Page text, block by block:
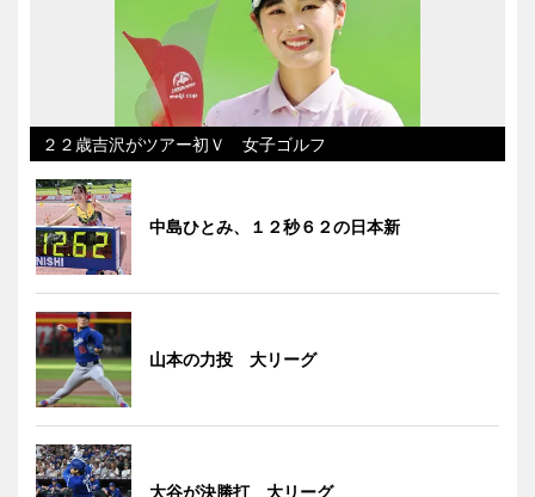
２２歳吉沢がツアー初Ｖ 女子ゴルフ
中島ひとみ、１２秒６２の日本新
山本の力投 大リーグ
大谷が決勝打 大リーグ